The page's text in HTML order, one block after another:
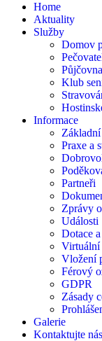
Home
Aktuality
Služby
Domov
Klub
Informace
Praxe a
Partneři
Zprávy
Události
Dotace
Virtuální
Vložení
Férový
GDPR
Zásady
Galerie
Kontaktujte nás